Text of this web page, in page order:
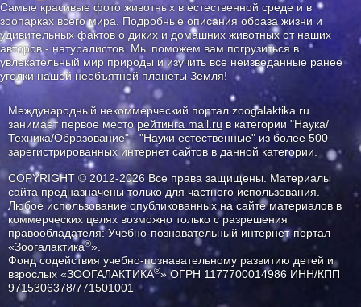
Самые красивые фото животных в естественной среде и в
зоопарках всего мира. Подробные описания образа жизни и
удивительных фактов о диких и домашних животных от наших
авторов - натуралистов. Мы поможем вам погрузиться в
увлекательный мир природы и изучить все неизведанные ранее
уголки нашей необъятной планеты Земля!
Международный некоммерческий портал zoogalaktika.ru
занимает первое месторейтинга mail.ru в категории "Наука/
Техника/Образование" - "Науки естественные" из более 500
зарегистрированных интернет сайтов в данной категории.
COPYRIGHT © 2012-2026 Все права защищены. Материалы
сайта предназначены только для частного использования.
Любое использование опубликованных на сайте материалов в
коммерческих целях возможно только с разрешения
правообладателя: Учебно-познавательный интернет-портал
«Зоогалактика®».
Фонд содействия учебно-познавательному развитию детей и
взрослых «ЗООГАЛАКТИКА®» ОГРН 1177700014986 ИНН/КПП
9715306378/771501001